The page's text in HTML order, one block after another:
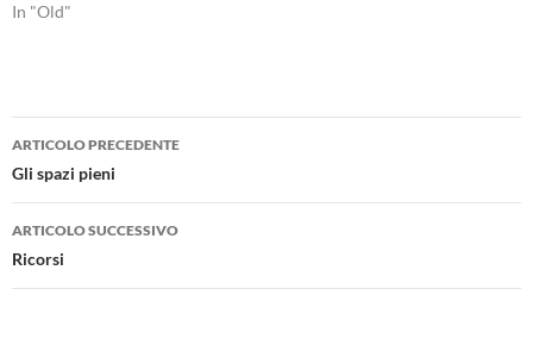
In "Old"
Navigazione
articolo
ARTICOLO PRECEDENTE
Gli spazi pieni
ARTICOLO SUCCESSIVO
Ricorsi